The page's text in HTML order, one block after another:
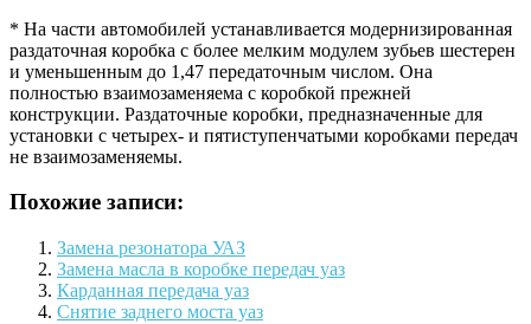
* На части автомобилей устанавливается модернизированная
раздаточная коробка с более мелким модулем зубьев шестерен
и уменьшенным до 1,47 передаточным числом. Она
полностью взаимозаменяема с коробкой прежней
конструкции. Раздаточные коробки, предназначенные для
установки с четырех- и пятиступенчатыми коробками передач
не взаимозаменяемы.
Похожие записи:
Замена резонатора УАЗ
Замена масла в коробке передач уаз
Карданная передача уаз
Снятие заднего моста уаз